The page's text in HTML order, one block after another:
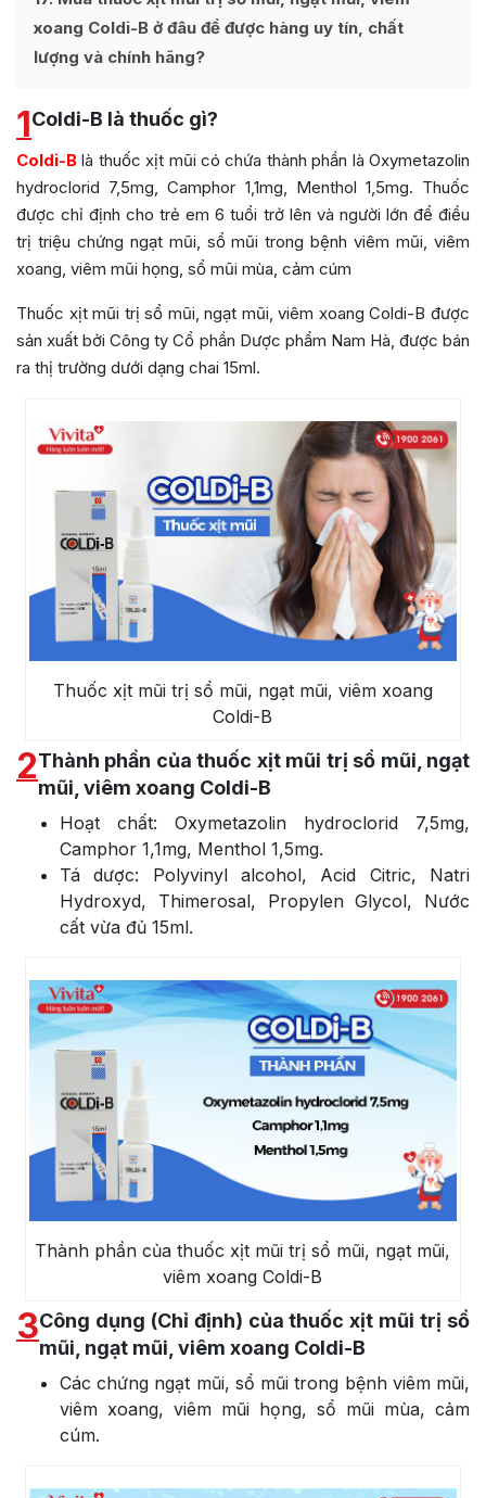
xoang Coldi-B ở đâu để được hàng uy tín, chất
lượng và chính hãng?
1Coldi-B là thuốc gì?
Coldi-B là thuốc xịt mũi có chứa thành phần là Oxymetazolin
hydroclorid 7,5mg, Camphor 1,1mg, Menthol 1,5mg. Thuốc
được chỉ định cho trẻ em 6 tuổi trở lên và người lớn để điều
trị triệu chứng ngạt mũi, sổ mũi trong bệnh viêm mũi, viêm
xoang, viêm mũi họng, sổ mũi mùa, cảm cúm
Thuốc xịt mũi trị sổ mũi, ngạt mũi, viêm xoang Coldi-B được
sản xuất bởiCông ty Cổ phần Dược phẩm Nam Hà, được bán
ra thị trường dưới dạng chai 15ml.
Thuốc xịt mũi trị sổ mũi, ngạt mũi, viêm xoang
Coldi-B
2Thành phần của thuốc xịt mũi trị sổ mũi, ngạt
mũi, viêm xoang Coldi-B
Hoạt chất: Oxymetazolin hydroclorid 7,5mg,
Camphor 1,1mg, Menthol 1,5mg.
Tá dược: Polyvinyl alcohol, Acid Citric, Natri
Hydroxyd, Thimerosal, Propylen Glycol, Nước
cất vừa đủ 15ml.
Thành phần của thuốc xịt mũi trị sổ mũi, ngạt mũi,
viêm xoang Coldi-B
3Công dụng (Chỉ định) của thuốc xịt mũi trị sổ
mũi, ngạt mũi, viêm xoang Coldi-B
Các chứng ngạt mũi, sổ mũi trong bệnh viêm mũi,
viêm xoang, viêm mũi họng, sổ mũi mùa, cảm
cúm.